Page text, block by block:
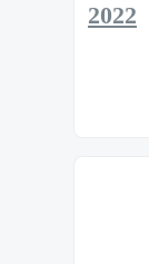
2022